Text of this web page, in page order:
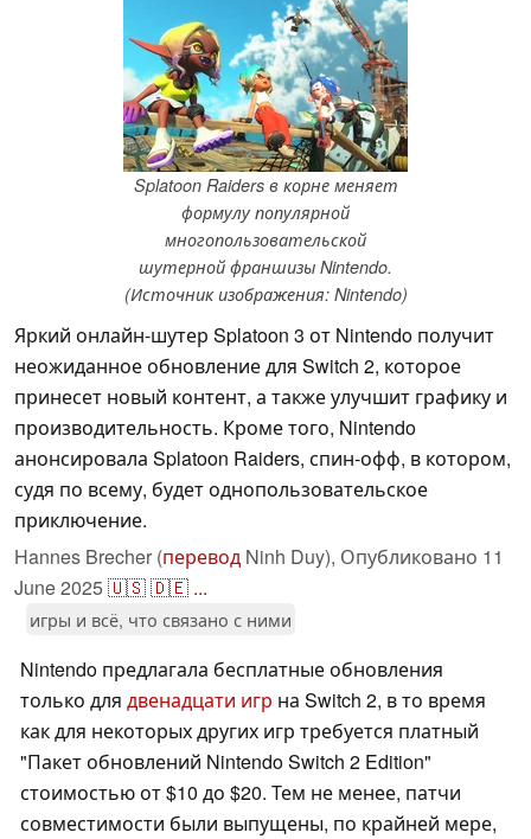
Splatoon Raiders в корне меняет
формулу популярной
многопользовательской
шутерной франшизы Nintendo.
(Источник изображения: Nintendo)
Яркий онлайн-шутер Splatoon 3 от Nintendo получит
неожиданное обновление для Switch 2, которое
принесет новый контент, а также улучшит графику и
производительность. Кроме того, Nintendo
анонсировала Splatoon Raiders, спин-офф, в котором,
судя по всему, будет однопользовательское
приключение.
Hannes Brecher (перевод Ninh Duy), Опубликовано 11
June 2025🇺🇸🇩🇪 ...
игры и всё, что связано с ними
Nintendo предлагала бесплатные обновления
только для двенадцати игр на Switch 2, в то время
как для некоторых других игр требуется платный
"Пакет обновлений Nintendo Switch 2 Edition"
стоимостью от $10 до $20. Тем не менее, патчи
совместимости были выпущены, по крайней мере,